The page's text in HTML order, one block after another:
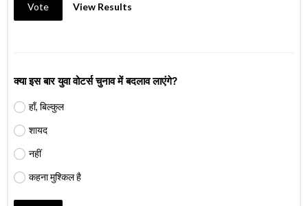
Vote View Results
क्या इस बार युवा वोटर्स चुनाव में बदलाव लाएंगे?
हाँ, बिल्कुल
शायद
नहीं
कहना मुश्किल है